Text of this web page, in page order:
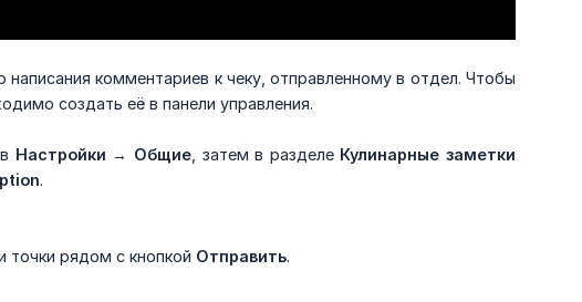
комментариев к чеку, отправленному в отдел. Чтобы
создать её в панели управления.
Настройки → Общие, затем в разделе Кулинарные заметки
.
точки рядом с кнопкой Отправить.